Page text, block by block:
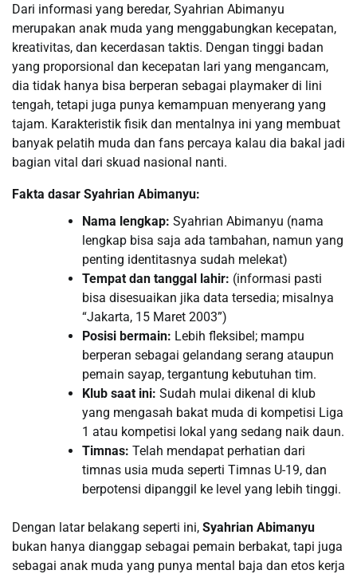
Dari informasi yang beredar, Syahrian Abimanyu
merupakan anak muda yang menggabungkan kecepatan,
kreativitas, dan kecerdasan taktis. Dengan tinggi badan
yang proporsional dan kecepatan lari yang mengancam,
dia tidak hanya bisa berperan sebagai playmaker di lini
tengah, tetapi juga punya kemampuan menyerang yang
tajam. Karakteristik fisik dan mentalnya ini yang membuat
banyak pelatih muda dan fans percaya kalau dia bakal jadi
bagian vital dari skuad nasional nanti.
Fakta dasar Syahrian Abimanyu:
Nama lengkap: Syahrian Abimanyu (nama
lengkap bisa saja ada tambahan, namun yang
penting identitasnya sudah melekat)
Tempat dan tanggal lahir: (informasi pasti
bisa disesuaikan jika data tersedia; misalnya
“Jakarta, 15 Maret 2003”)
Posisi bermain: Lebih fleksibel; mampu
berperan sebagai gelandang serang ataupun
pemain sayap, tergantung kebutuhan tim.
Klub saat ini: Sudah mulai dikenal di klub
yang mengasah bakat muda di kompetisi Liga
1 atau kompetisi lokal yang sedang naik daun.
Timnas: Telah mendapat perhatian dari
timnas usia muda seperti Timnas U-19, dan
berpotensi dipanggil ke level yang lebih tinggi.
Dengan latar belakang seperti ini, Syahrian Abimanyu
bukan hanya dianggap sebagai pemain berbakat, tapi juga
sebagai anak muda yang punya mental baja dan etos kerja